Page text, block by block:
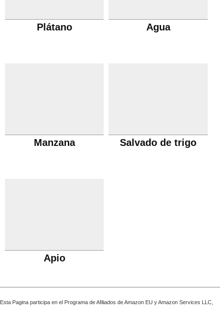
Plátano Agua
Manzana Salvado de trigo
Apio
Esta Pagina participa en el Programa de Afiliados de Amazon EU y Amazon Services LLC,